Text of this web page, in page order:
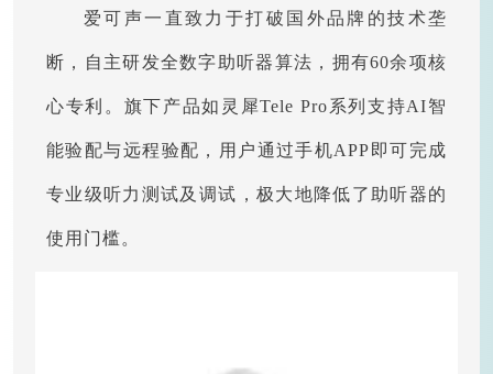
爱可声一直致力于打破国外品牌的技术垄
断，自主研发全数字助听器算法，拥有60余项核
心专利。旗下产品如灵犀Tele Pro系列支持AI智
能验配与远程验配，用户通过手机APP即可完成
专业级听力测试及调试，极大地降低了助听器的
使用门槛。